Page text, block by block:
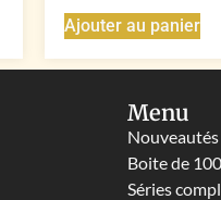
Ajouter au panier
Menu
Nouveautés
Boite de 100
Séries